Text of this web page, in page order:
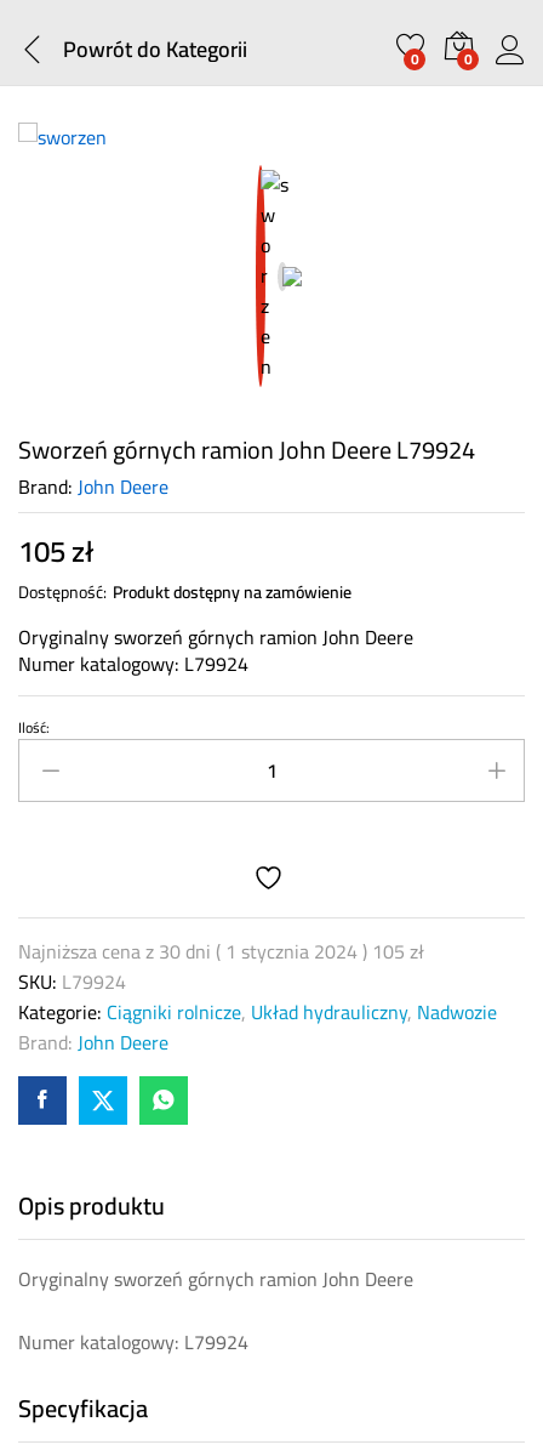
Powrót doKategorii 0 0
Sworzeń górnych ramion John Deere L79924
Brand:John Deere
105zł
Dostępność: Produkt dostępny na zamówienie
Oryginalny sworzeń górnych ramion John Deere
Numer katalogowy: L79924
Sworzeń
górnych
ramion
quantity
Ilość:
Najniższa cena z 30 dni ( 1 stycznia 2024) 105zł
SKU: L79924
Kategorie: Ciągniki rolnicze, Układ hydrauliczny, Nadwozie
Brand:John Deere
Opis produktu
Oryginalny sworzeń górnych ramion John Deere
Numer katalogowy: L79924
Specyfikacja